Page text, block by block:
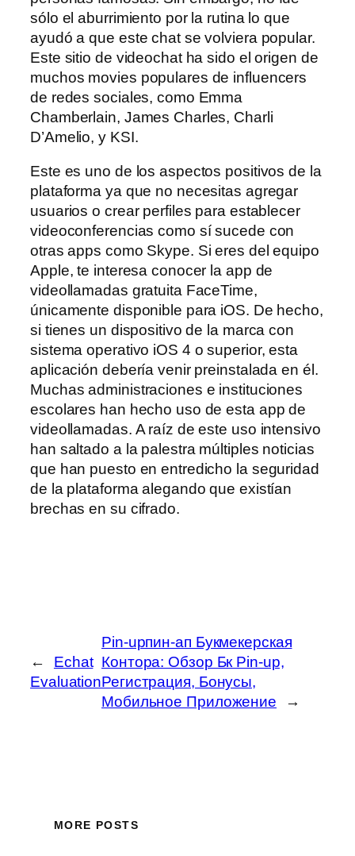
sólo el aburrimiento por la rutina lo que
ayudó a que este chat se volviera popular.
Este sitio de videochat ha sido el origen de
muchos movies populares de influencers
de redes sociales, como Emma
Chamberlain, James Charles, Charli
D’Amelio, y KSI.
Este es uno de los aspectos positivos de la
plataforma ya que no necesitas agregar
usuarios o crear perfiles para establecer
videoconferencias como sí sucede con
otras apps como Skype. Si eres del equipo
Apple, te interesa conocer la app de
videollamadas gratuita FaceTime,
únicamente disponible para iOS. De hecho,
si tienes un dispositivo de la marca con
sistema operativo iOS 4 o superior, esta
aplicación debería venir preinstalada en él.
Muchas administraciones e instituciones
escolares han hecho uso de esta app de
videollamadas. A raíz de este uso intensivo
han saltado a la palestra múltiples noticias
que han puesto en entredicho la seguridad
de la plataforma alegando que existían
brechas en su cifrado.
←
Echat
Evaluation
Pin-upпин-ап Букмекерская
Контора: Обзор Бк Pin-up,
Регистрация, Бонусы,
Мобильное Приложение
→
MORE POSTS